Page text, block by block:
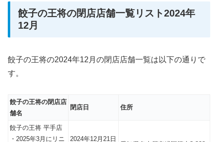
餃子の王将の閉店店舗一覧リスト2024年
12月
餃子の王将の2024年12月の閉店店舗一覧は以下の通りで
す。
餃子の王将の閉店店
舗名
閉店日 住所
餃子の王将 平手店
・2025年3月にリニ
2024年12月21日